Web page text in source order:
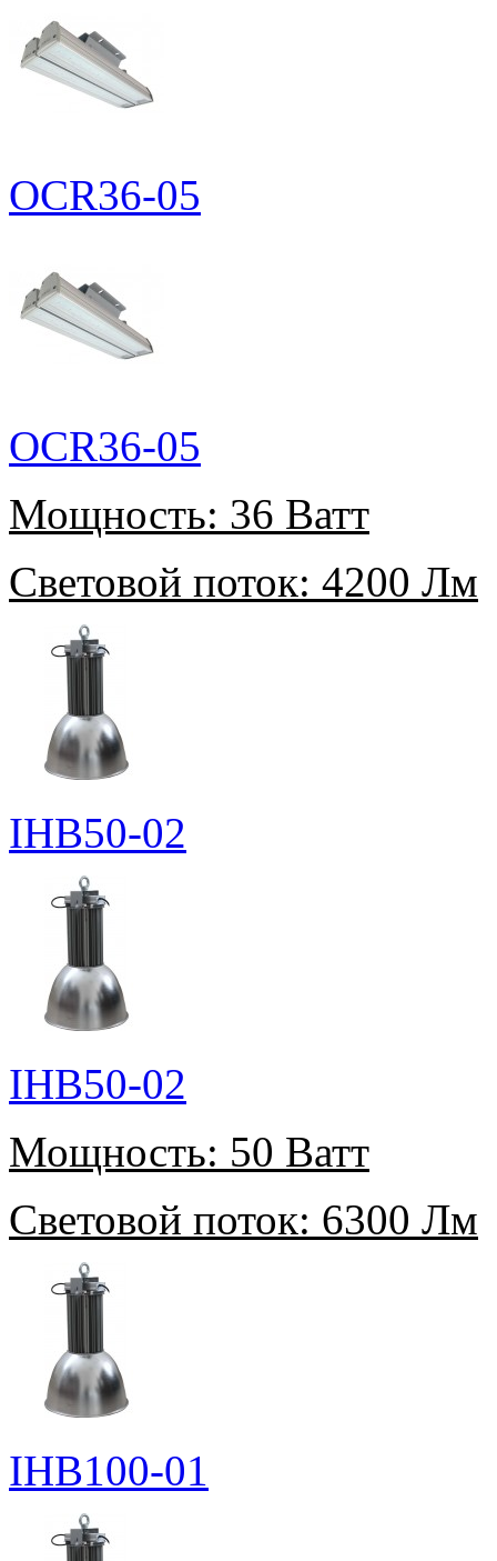
OCR36-05
OCR36-05
Мощность: 36 Ватт
Световой поток: 4200 Лм
IHB50-02
IHB50-02
Мощность: 50 Ватт
Световой поток: 6300 Лм
IHB100-01